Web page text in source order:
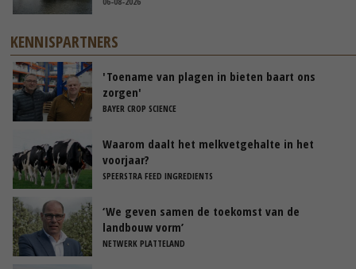
KENNISPARTNERS
'Toename van plagen in bieten baart ons
zorgen'
BAYER CROP SCIENCE
Waarom daalt het melkvetgehalte in het
voorjaar?
SPEERSTRA FEED INGREDIENTS
‘We geven samen de toekomst van de
landbouw vorm’
NETWERK PLATTELAND